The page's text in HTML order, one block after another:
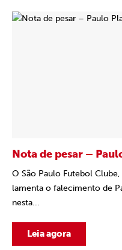
Nota de pesar –
O São Paulo Futebol
lamenta o falecimento de
nesta...
Leia agora